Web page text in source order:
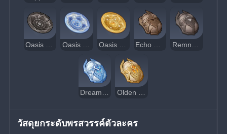
Dream of Scorching Might Olden Days of Scorching Might
วัสดุยกระดับพรสวรรค์ตัวละคร